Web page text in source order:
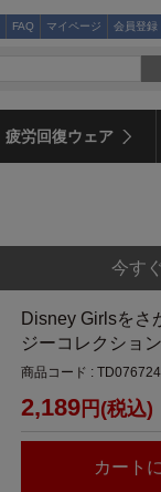
FAQ マイページ 会員登録
疲労回復ウェア
今す
Disney Girlsをさ
ジーコレクション
商品コード : TD076724
2,189 円(税込)
カート